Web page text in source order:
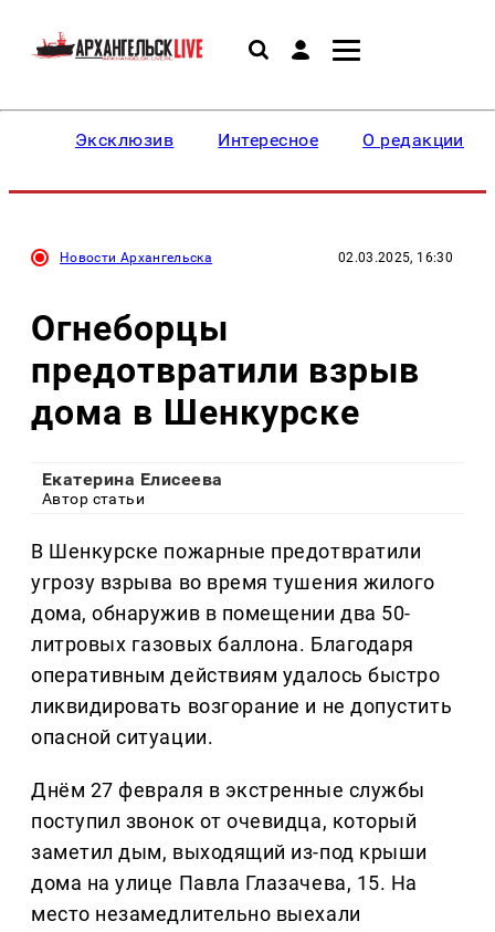
Эксклюзив Интересное О редакции
Новости Архангельска 02.03.2025, 16:30
Огнеборцы
предотвратили взрыв
дома в Шенкурске
Екатерина Елисеева
Автор статьи
В Шенкурске пожарные предотвратили
угрозу взрыва во время тушения жилого
дома, обнаружив в помещении два 50-
литровых газовых баллона. Благодаря
оперативным действиям удалось быстро
ликвидировать возгорание и не допустить
опасной ситуации.
Днём 27 февраля в экстренные службы
поступил звонок от очевидца, который
заметил дым, выходящий из-под крыши
дома на улице Павла Глазачева, 15. На
место незамедлительно выехали